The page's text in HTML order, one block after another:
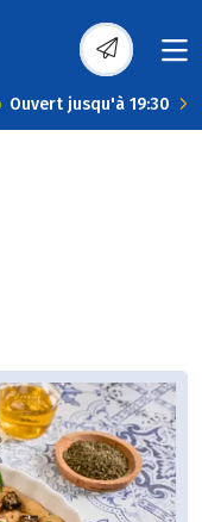
Ouvert jusqu'à 19:30